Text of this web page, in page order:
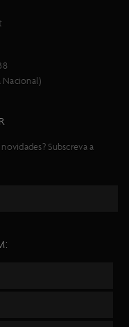
Nacional)
Subscreva a